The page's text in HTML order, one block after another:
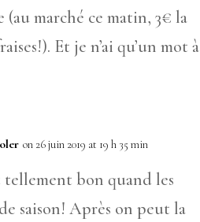
(au marché ce matin, 3€ la
Et je n’ai qu’un mot à
on 26 juin 2019 at 19 h 35 min
tellement bon quand les
saison! Après on peut la